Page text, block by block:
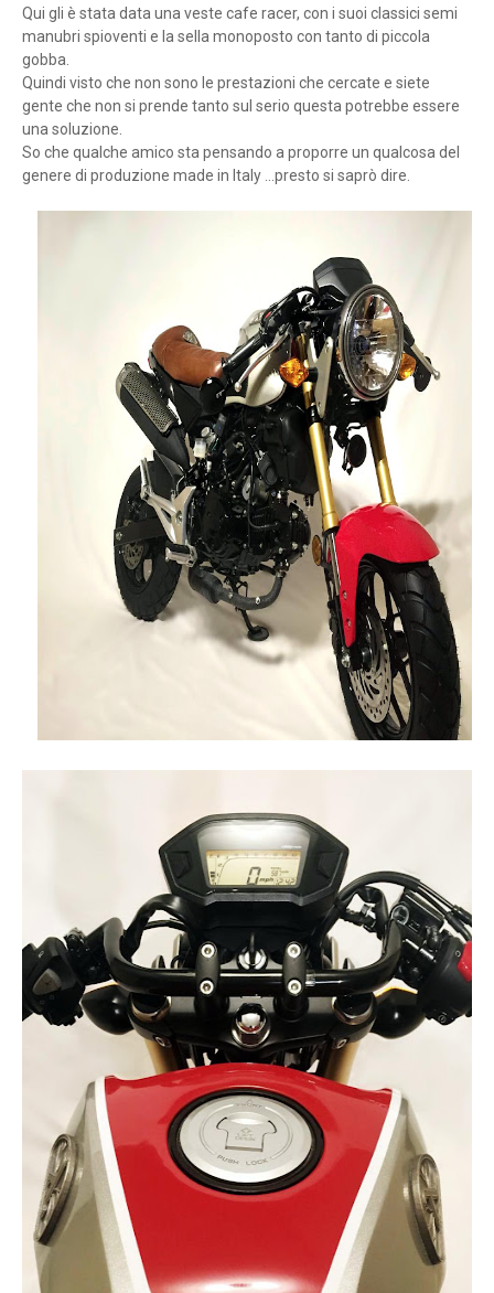
Qui gli è stata data una veste cafe racer, con i suoi classici semi
manubri spioventi e la sella monoposto con tanto di piccola
gobba.
Quindi visto che non sono le prestazioni che cercate e siete
gente che non si prende tanto sul serio questa potrebbe essere
una soluzione.
So che qualche amico sta pensando a proporre un qualcosa del
genere di produzione made in Italy ...presto si saprò dire.